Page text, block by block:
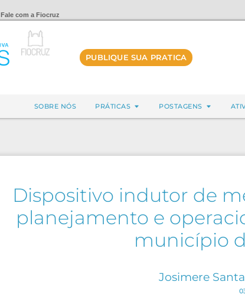
Fale com a Fiocruz
PUBLIQUE SUA PRATICA
SOBRE NÓS PRÁTICAS POSTAGENS
Dispositivo indutor de
planejamento e
município
Josimere